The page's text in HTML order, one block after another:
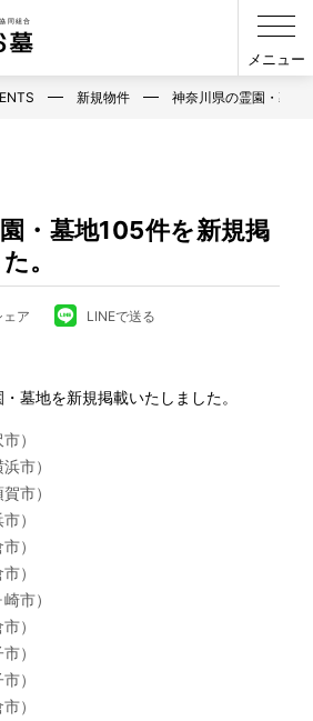
メニュー
新規物件 神奈川県の霊園・墓地
・墓地105件を新規掲
。
ェア LINEで送る
墓地を新規掲載いたしました。
）
市）
市）
）
）
）
市）
）
）
）
）